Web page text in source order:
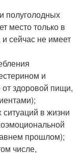
полуголодных
место только в
сейчас не имеет
и
здоровой пищи,
в жизни
прошлом);
числе,